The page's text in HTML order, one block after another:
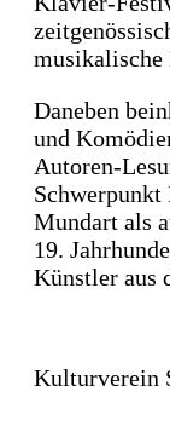
Dritte
nicht
im
Mail-
Mail-
musikalische
Daneben
und
Autoren-
Mundart als
19.
Künstler aus
Kulturverein